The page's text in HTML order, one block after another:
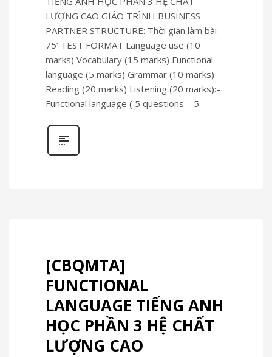
LƯỢNG CAO GIÁO TRÌNH BUSINESS
PARTNER STRUCTURE: Thời gian làm bài
75’ TEST FORMAT Language use (10
marks) Vocabulary (15 marks) Functional
language (5 marks) Grammar (10 marks)
Reading (20 marks) Listening (20 marks):–
Functional language ( 5 questions – 5
[CBQMTA]
FUNCTIONAL
LANGUAGE TIẾNG ANH
HỌC PHẦN 3 HỆ CHẤT
LƯỢNG CAO